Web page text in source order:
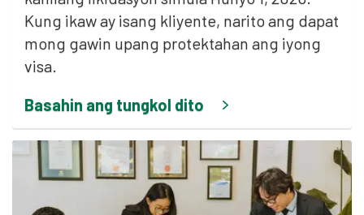
Kung ikaw ay isang kliyente, narito ang dapat
mong gawin upang protektahan ang iyong
visa.
Basahin ang tungkol dito